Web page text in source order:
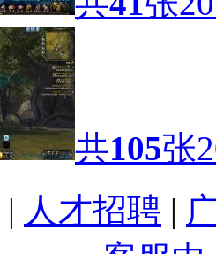
共105张
| 人才招聘 |